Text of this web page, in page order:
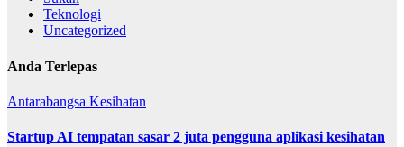
Teknologi
Uncategorized
Anda Terlepas
Antarabangsa Kesihatan
Startup AI tempatan sasar 2 juta pengguna aplikasi kesihatan